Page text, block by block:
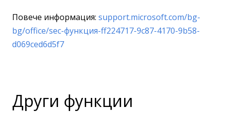
Повече информация: support.microsoft.com/bg-
bg/office/sec-функция-ff224717-9c87-4170-9b58-
d069ced6d5f7
Други функции